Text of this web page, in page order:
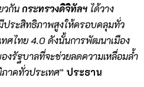
วกัน กระทรวงดิจิทัลฯ ได้วาง
ระสิทธิภาพสูงให้ครอบคลุมทั่ว
ทศไทย 4.0 ดังนั้นการพัฒนาเมือง
งรัฐบาลที่จะช่วยลดความเหลื่อมล้ำ
าคทั่วประเทศ” ประธาน